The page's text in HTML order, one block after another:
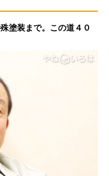
塗装まで。この道４０